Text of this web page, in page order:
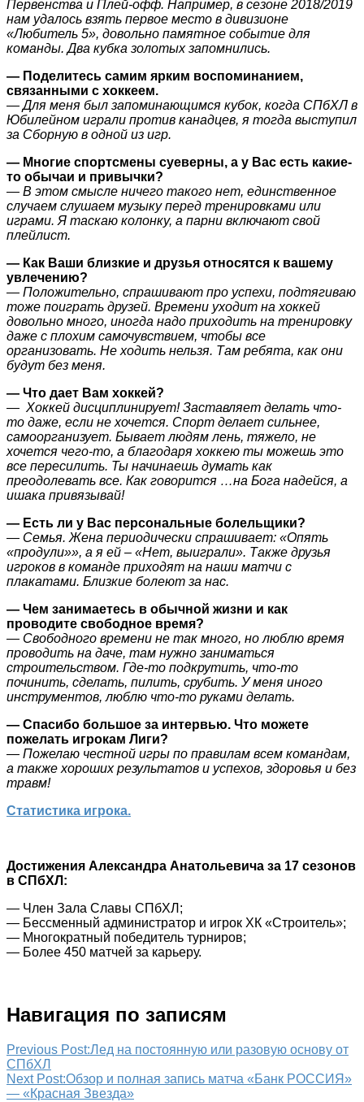
Первенства и Плей-офф. Например, в сезоне 2018/2019
нам удалось взять первое место в дивизионе
«Любитель 5», довольно памятное событие для
команды. Два кубка золотых запомнились.
— Поделитесь самим ярким воспоминанием,
связанными с хоккеем.
— Для меня был запоминающимся кубок, когда СПбХЛ в
Юбилейном играли против канадцев, я тогда выступил
за Сборную в одной из игр.
— Многие спортсмены суеверны, а у Вас есть какие-
то обычаи и привычки?
— В этом смысле ничего такого нет, единственное
случаем слушаем музыку перед тренировками или
играми. Я таскаю колонку, а парни включают свой
плейлист.
— Как Ваши близкие и друзья относятся к вашему
увлечению?
— Положительно, спрашивают про успехи, подтягиваю
тоже поиграть друзей. Времени уходит на хоккей
довольно много, иногда надо приходить на тренировку
даже с плохим самочувствием, чтобы все
организовать. Не ходить нельзя. Там ребята, как они
будут без меня.
— Что дает Вам хоккей?
— Хоккей дисциплинирует! Заставляет делать что-
то даже, если не хочется. Спорт делает сильнее,
самоорганизует. Бывает людям лень, тяжело, не
хочется чего-то, а благодаря хоккею ты можешь это
все пересилить. Ты начинаешь думать как
преодолевать все. Как говорится …на Бога надейся, а
ишака привязывай!
— Есть ли у Вас персональные болельщики?
— Семья. Жена периодически спрашивает: «Опять
«продули»», а я ей – «Нет, выиграли». Также друзья
игроков в команде приходят на наши матчи с
плакатами. Близкие болеют за нас.
— Чем занимаетесь в обычной жизни и как
проводите свободное время?
— Свободного времени не так много, но люблю время
проводить на даче, там нужно заниматься
строительством. Где-то подкрутить, что-то
починить, сделать, пилить, срубить. У меня иного
инструментов, люблю что-то руками делать.
— Спасибо большое за интервью. Что можете
пожелать игрокам Лиги?
— Пожелаю честной игры по правилам всем командам,
а также хороших результатов и успехов, здоровья и без
травм!
Статистика игрока.
Достижения Александра Анатольевича за 17 сезонов
в СПбХЛ:
— Член Зала Славы СПбХЛ;
— Бессменный администратор и игрок ХК «Строитель»;
— Многократный победитель турниров;
— Более 450 матчей за карьеру.
Навигация по записям
Previous Post:Лед на постоянную или разовую основу от
СПбХЛ
Next Post:Обзор и полная запись матча «Банк РОССИЯ»
— «Красная Звезда»